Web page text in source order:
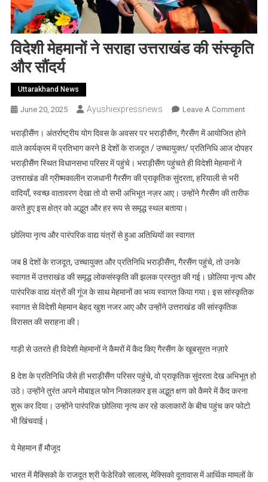
विदेशी मेहमानों ने सराहा उत्तराखंड की संस्कृति
और सौंदर्य
Uttarakhand News
June 20, 2025 Ayushiexpressnews Leave A CommentOn
मेहमानों
ने
की
भराड़ीसैंण। अंतर्राष्ट्रीय योग दिवस के अवसर पर भराड़ीसैंण, गैरसैंण में आयोजित होने
वाले कार्यक्रम में प्रतिभाग करने 8 देशों के राजदूत / उच्चायुक्त/ प्रतिनिधि आज दोपहर
भराड़ीसैंण स्थित विधानसभा परिसर में पहुंचे। भराड़ीसैंण पहुंचते ही विदेशी मेहमानों ने
उत्तराखंड की ग्रीष्मकालीन राजधानी गैरसैंण की प्राकृतिक सुंदरता, हरियाली से भरी
वादियाँ, स्वच्छ वातावरण देखा तो वो सभी अभिभूत नज़र आए। उन्होंने गैरसैंण की तारीफ
करते हुए इस क्षेत्र को अद्भुत और हर रूप से समृद्ध स्थल बताया।
छोलिया नृत्य और पारंपरिक वाद्य यंत्रों से हुआ अतिथियों का स्वागत
जब 8 देशों के राजदूत, उच्चायुक्त और प्रतिनिधि भराड़ीसैंण, गैरसैंण पहुंचे, तो उनके
स्वागत में उत्तराखंड की समृद्ध लोकसंस्कृति की झलक प्रस्तुत की गई। छोलिया नृत्य और
पारंपरिक वाद्य यंत्रों की गूंज के साथ मेहमानों का भव्य स्वागत किया गया। इस सांस्कृतिक
स्वागत से विदेशी मेहमान बेहद खुश नजर आए और उन्होंने उत्तराखंड की सांस्कृतिक
विरासत की सराहना की।
गाड़ी से उतरते ही विदेशी मेहमानों ने कैमरों में कैद किए गैरसैंण के खूबसूरत नज़ारे
8 देश के प्रतिनिधि जैसे ही भराड़ीसैंण परिसर पहुंचे, वो प्राकृतिक सुंदरता देख अभिभूत हो
उठे। उन्होंने तुरंत अपने मोबाइल फोन निकालकर इस अद्भुत क्षण को कैमरे में कैद करना
शुरू कर दिया। उन्होंने पारंपरिक छोलिया नृत्य कर रहे कलाकारों के बीच पहुंच कर फोटो
भी खिंचवाई।
ये मेहमान हैं मौजूद
भारत में मैक्सिको के राजदूत श्री फेडेरिको सालास, मेक्सिको दूतावास में आर्थिक मामलों के